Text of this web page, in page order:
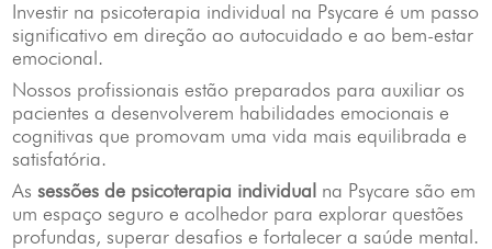
Investir na psicoterapia individual na Psycare é um passo
significativo em direção ao autocuidado e ao bem-estar
emocional.
Nossos profissionais estão preparados para auxiliar os
pacientes a desenvolverem habilidades emocionais e
cognitivas que promovam uma vida mais equilibrada e
satisfatória.
Assessões de psicoterapia individual na Psycare são em
um espaço seguro e acolhedor para explorar questões
profundas, superar desafios e fortalecer a saúde mental.